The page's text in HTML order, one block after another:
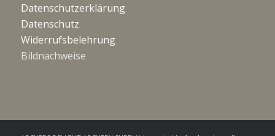
Datenschutzerklärung
Datenschutz
Widerrufsbelehrung
Bildnachweise